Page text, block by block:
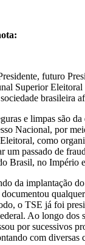
futuro
Superior
brasileira
e limpas são da
Nacional, por
como
um passado de
Brasil, no Império
da implantação
o TSE já foi
Ao longo dos
por sucessivos
com diversas